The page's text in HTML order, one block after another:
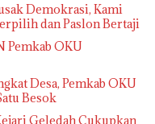
Demokrasi, Kami
dan Paslon Bertaji
Pemkab OKU
Desa, Pemkab OKU
Besok
Geledah Cukupkan